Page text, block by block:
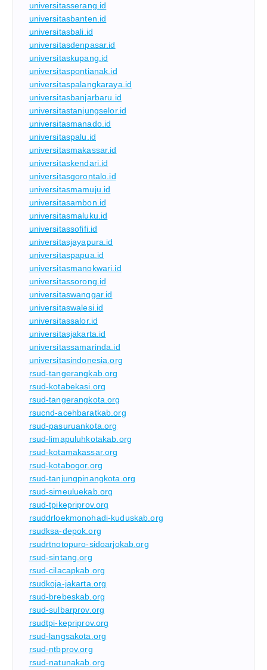
universitasserang.id
universitasbanten.id
universitasbali.id
universitasdenpasar.id
universitaskupang.id
universitaspontianak.id
universitaspalangkaraya.id
universitasbanjarbaru.id
universitastanjungselor.id
universitasmanado.id
universitaspalu.id
universitasmakassar.id
universitaskendari.id
universitasgorontalo.id
universitasmamuju.id
universitasambon.id
universitasmaluku.id
universitassofifi.id
universitasjayapura.id
universitaspapua.id
universitasmanokwari.id
universitassorong.id
universitaswanggar.id
universitaswalesi.id
universitassalor.id
universitasjakarta.id
universitassamarinda.id
universitasindonesia.org
rsud-tangerangkab.org
rsud-kotabekasi.org
rsud-tangerangkota.org
rsucnd-acehbaratkab.org
rsud-pasuruankota.org
rsud-limapuluhkotakab.org
rsud-kotamakassar.org
rsud-kotabogor.org
rsud-tanjungpinangkota.org
rsud-simeuluekab.org
rsud-tpikepriprov.org
rsuddrloekmonohadi-kuduskab.org
rsudksa-depok.org
rsudrtnotopuro-sidoarjokab.org
rsud-sintang.org
rsud-cilacapkab.org
rsudkoja-jakarta.org
rsud-brebeskab.org
rsud-sulbarprov.org
rsudtpi-kepriprov.org
rsud-langsakota.org
rsud-ntbprov.org
rsud-natunakab.org